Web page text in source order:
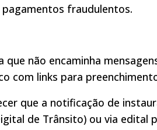
fraudulentos.
que não encaminha
com links para
que a notificação de
de Trânsito) ou via edital